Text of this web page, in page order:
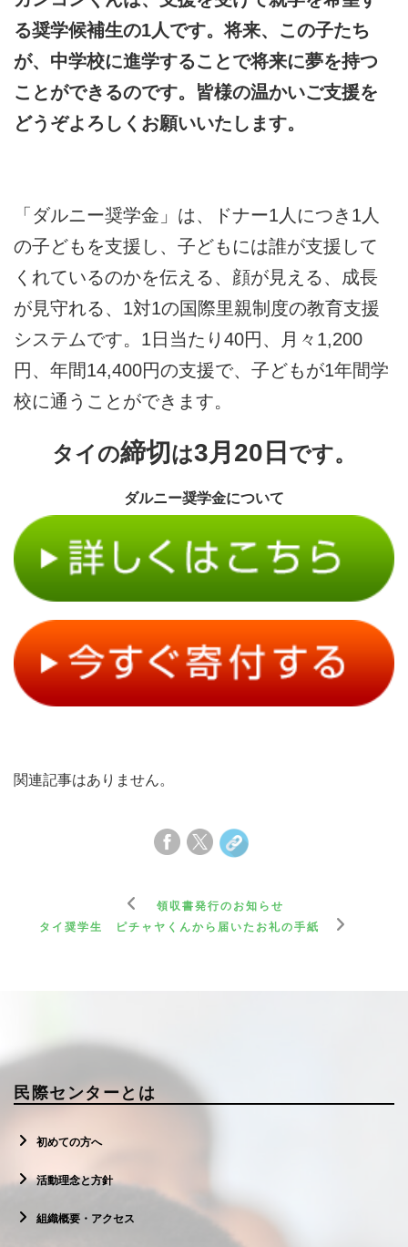
る奨学候補生の1人です。将来、この子たち
が、中学校に進学することで将来に夢を持つ
ことができるのです。皆様の温かいご支援を
どうぞよろしくお願いいたします。
「ダルニー奨学金」は、ドナー1人につき1人
の子どもを支援し、子どもには誰が支援して
くれているのかを伝える、顔が見える、成長
が見守れる、1対1の国際里親制度の教育支援
システムです。1日当たり40円、月々1,200
円、年間14,400円の支援で、子どもが1年間学
校に通うことができます。
タイの締切 は3月20日 です。
ダルニー奨学金について
関連記事はありません。
領収書発行のお知らせ
タイ奨学生 ピチャヤくんから届いたお礼の手紙
民際センターとは
初めての方へ
活動理念と方針
組織概要・アクセス